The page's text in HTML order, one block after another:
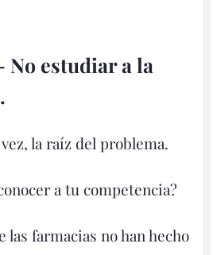
No estudiar a la
la raíz del problema.
a tu competencia?
las farmacias no han hecho